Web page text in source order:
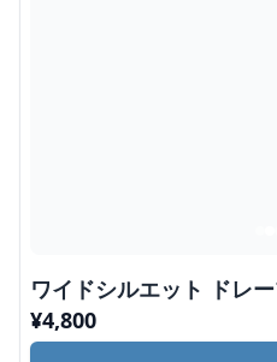
ワイドシルエット ドレ
¥4,800